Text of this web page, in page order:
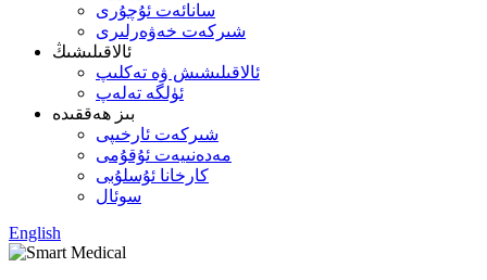
سانائەت ئۇچۇرى
شىركەت خەۋەرلىرى
ئالاقىلىشىڭ
ئالاقىلىشىش ۋە تەكلىپ
ئۈلگە تەلەپ
بىز ھەققىدە
شىركەت ئارخىپى
مەدەنىيەت ئۇقۇمى
كارخانا ئۇسلۇبى
سوئال
English